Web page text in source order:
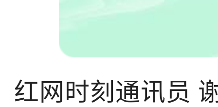
红网时刻通讯员